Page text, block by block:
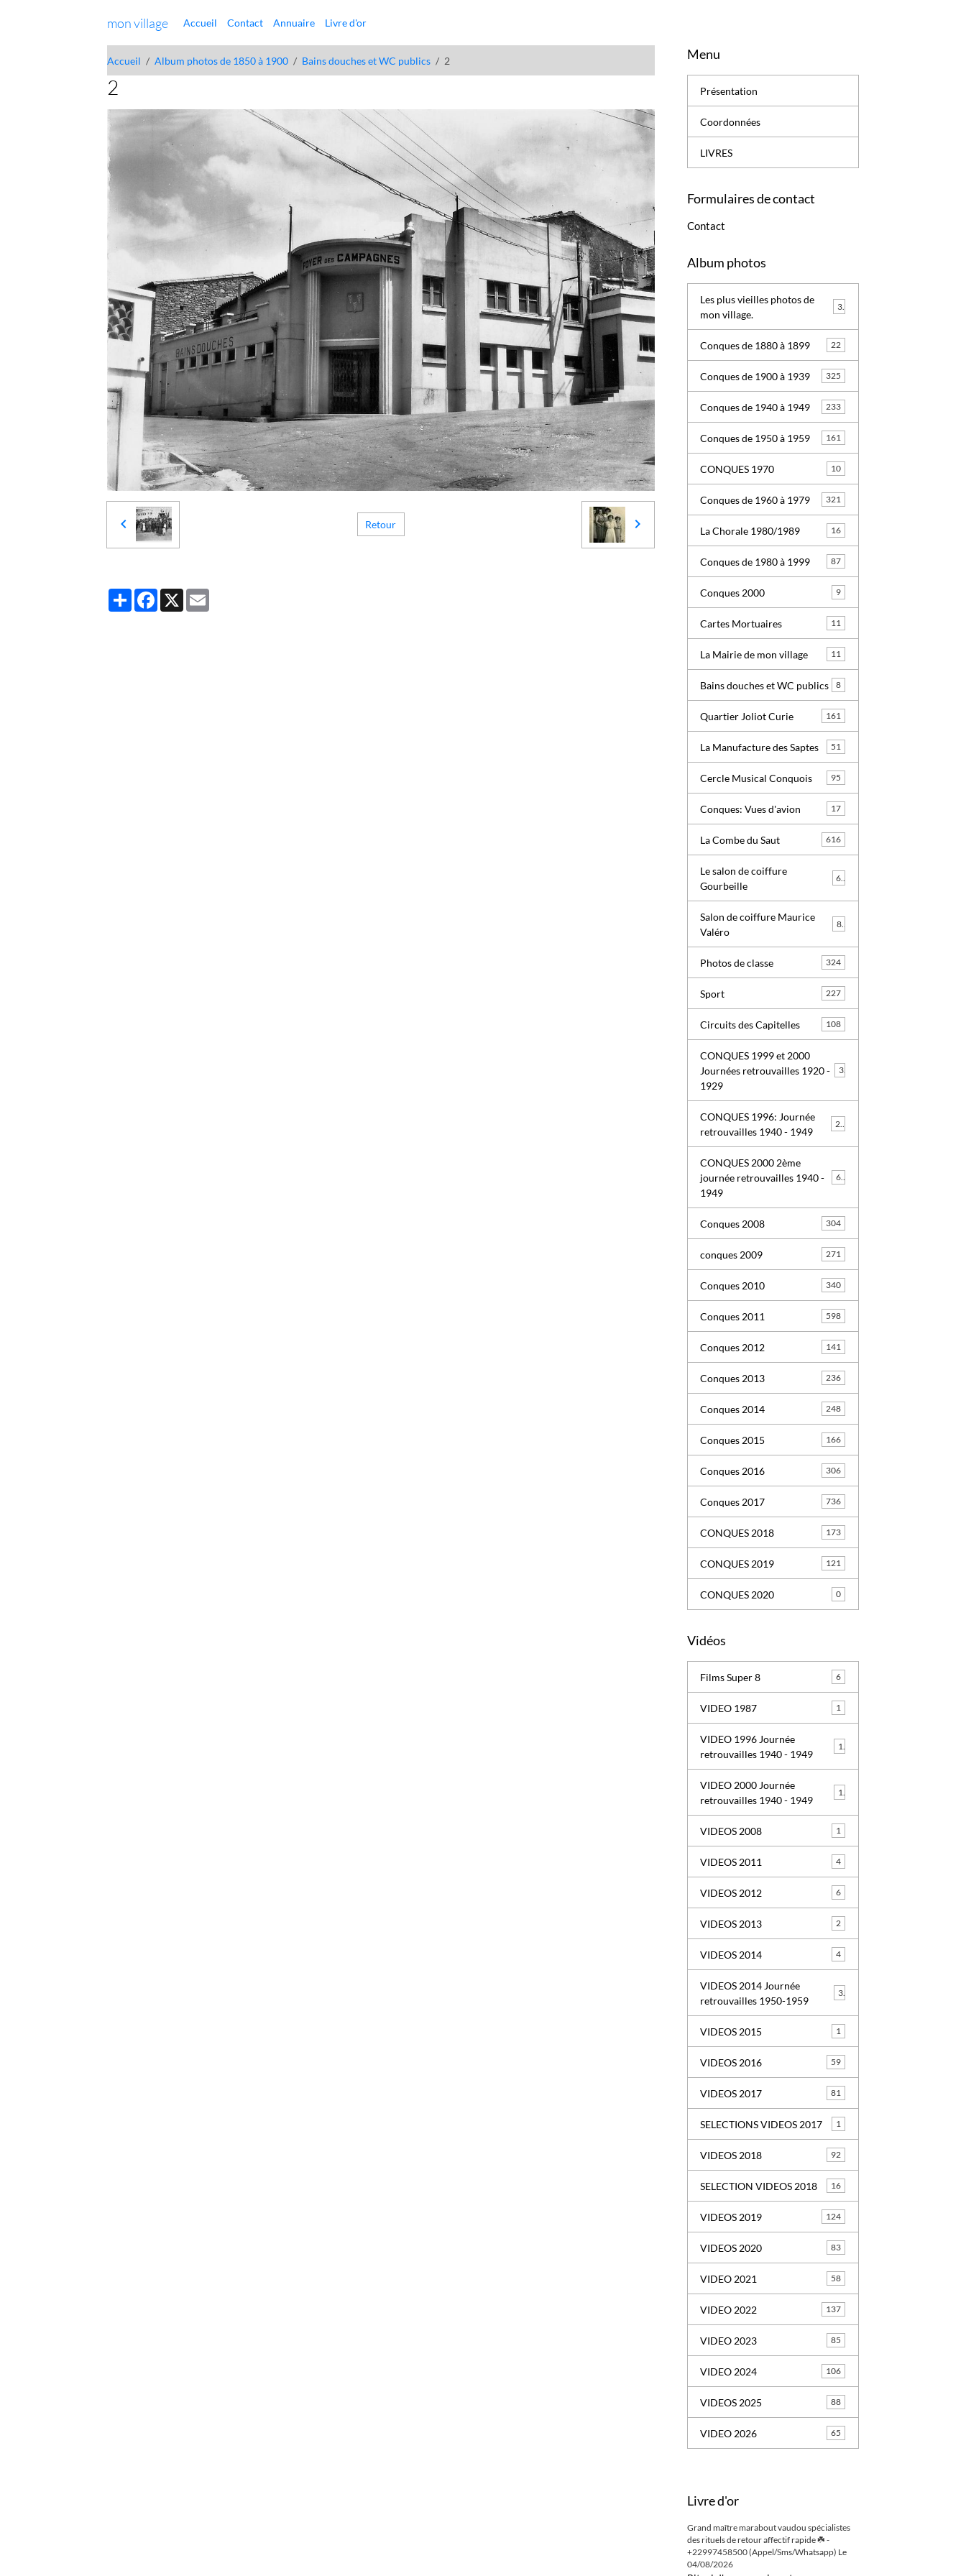
mon village Accueil Contact Annuaire Livre d'or
Accueil Album photos de 1850 à 1900 Bains douches et WC publics 2
2
Retour
PartagerFacebook
X
Menu
Présentation
Coordonnées
LIVRES
Formulaires de contact
Contact
Album photos
Les plus vieilles photos de
mon village.
3
Conques de 1880 à 1899 22
Conques de 1900 à 1939 325
Conques de 1940 à 1949 233
Conques de 1950 à 1959 161
CONQUES 1970 10
Conques de 1960 à 1979 321
La Chorale 1980/1989 16
Conques de 1980 à 1999 87
Conques 2000 9
Cartes Mortuaires 11
La Mairie de mon village 11
Bains douches et WC publics 8
Quartier Joliot Curie 161
La Manufacture des Saptes 51
Cercle Musical Conquois 95
Conques: Vues d'avion 17
La Combe du Saut 616
Le salon de coiffure
Gourbeille
Salon de coiffure Maurice
Valéro
8
Photos de classe 324
Sport 227
Circuits des Capitelles 108
CONQUES 1999 et 2000
Journées retrouvailles 1920 -
1929
3
CONQUES 1996: Journée
retrouvailles 1940 - 1949
CONQUES 2000 2ème
journée retrouvailles 1940 -
1949
63
Conques 2008 304
conques 2009 271
Conques 2010 340
Conques 2011 598
Conques 2012 141
Conques 2013 236
Conques 2014 248
Conques 2015 166
Conques 2016 306
Conques 2017 736
CONQUES 2018 173
CONQUES 2019 121
CONQUES 2020 0
Vidéos
Films Super 8 6
VIDEO 1987 1
VIDEO 1996 Journée
retrouvailles 1940 - 1949
VIDEO 2000 Journée
retrouvailles 1940 - 1949
VIDEOS 2008 1
VIDEOS 2011 4
VIDEOS 2012 6
VIDEOS 2013 2
VIDEOS 2014 4
VIDEOS 2014 Journée
retrouvailles 1950-1959
3
VIDEOS 2015 1
VIDEOS 2016 59
VIDEOS 2017 81
SELECTIONS VIDEOS 2017 1
VIDEOS 2018 92
SELECTION VIDEOS 2018 16
VIDEOS 2019 124
VIDEOS 2020 83
VIDEO 2021 58
VIDEO 2022 137
VIDEO 2023 85
VIDEO 2024 106
VIDEOS 2025 88
VIDEO 2026 65
Livre d'or
Grand maître marabout vaudou spécialistes
des rituels de retour affectif rapide ☘️ -
+22997458500 (Appel/Sms/Whatsapp) Le
04/08/2026